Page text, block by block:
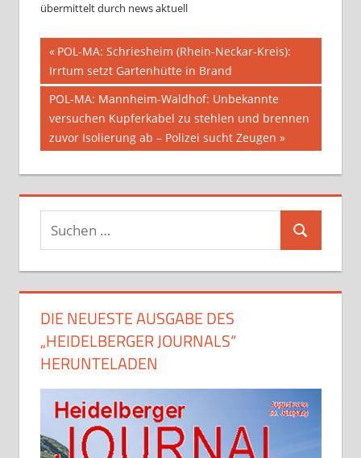
übermittelt durch news aktuell
Beitragsnavigation
Vorheriger
Beitrag:
POL-MA: Schriesheim (Rhein-Neckar-Kreis):
Irrtum setzt Gartenhütte in Brand
Nächster
Beitrag:
POL-MA: Mannheim-Waldhof: Unbekannte
versuchen Kupferkabel zu stehlen und brennen
zuvor Isolierung ab – Polizei sucht Zeugen
Suchen
nach:
Suchen
DIE NEUESTE AUSGABE DES
„HEIDELBERGER JOURNALS“
HERUNTELADEN